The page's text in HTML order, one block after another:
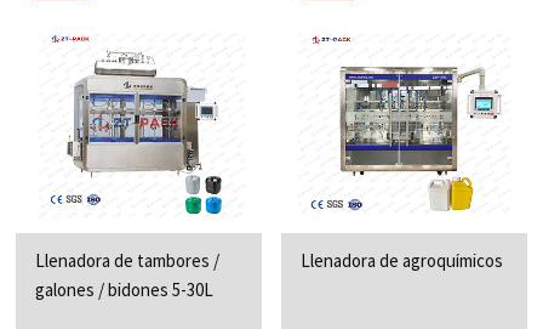
Llenadora de tambores /
galones / bidones 5-30L
Llenadora de agroquímicos